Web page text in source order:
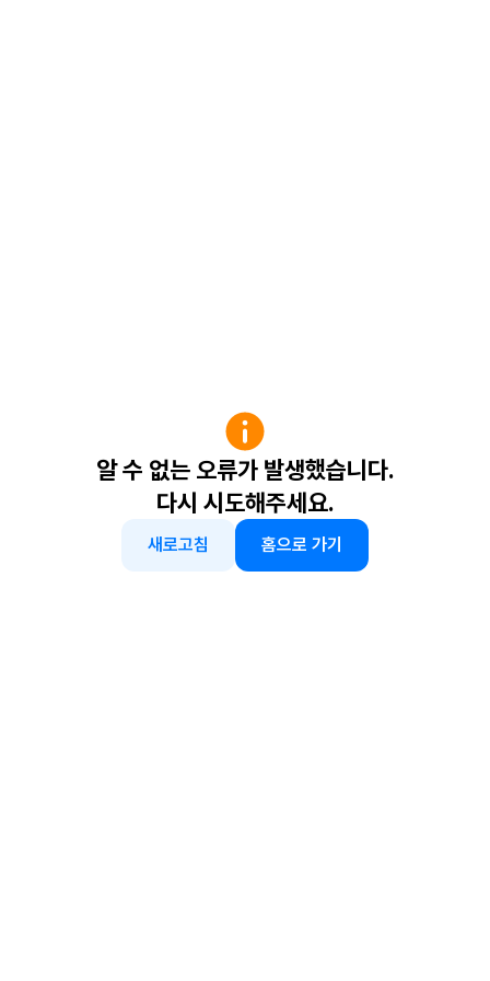
알 수 없는 오류가 발생했습니다.
다시 시도해주세요.
새로고침 홈으로 가기